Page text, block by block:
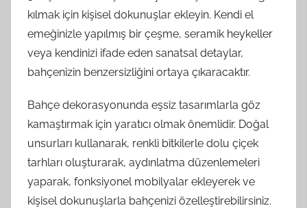
kılmak için kişisel dokunuşlar ekleyin. Kendi el
emeğinizle yapılmış bir çeşme, seramik heykeller
veya kendinizi ifade eden sanatsal detaylar,
bahçenizin benzersizliğini ortaya çıkaracaktır.
Bahçe dekorasyonunda eşsiz tasarımlarla göz
kamaştırmak için yaratıcı olmak önemlidir. Doğal
unsurları kullanarak, renkli bitkilerle dolu çiçek
tarhları oluşturarak, aydınlatma düzenlemeleri
yaparak, fonksiyonel mobilyalar ekleyerek ve
kişisel dokunuşlarla bahçenizi özelleştirebilirsiniz.